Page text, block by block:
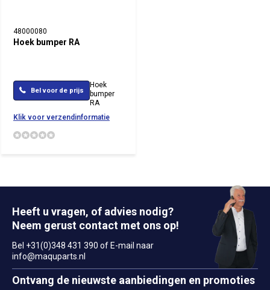
48000080
Hoek bumper RA
Bel voor de prijs
Hoek
bumper
RA
Klik voor verzendinformatie
Heeft u vragen, of advies nodig?
Neem gerust contact met ons op!
Bel +31(0)348 431 390 of E-mail naar
info@maquparts.nl
Ontvang de nieuwste aanbiedingen en promoties